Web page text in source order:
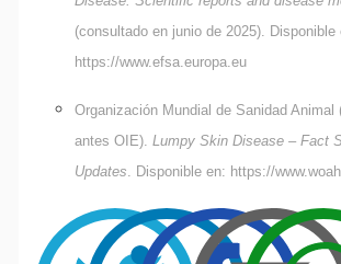
(consultado en junio de 2025). Disponible
https://www.efsa.europa.eu
Organización Mundial de Sanidad Animal
antes OIE). Lumpy Skin Disease – Fact
Updates . Disponible en: https://